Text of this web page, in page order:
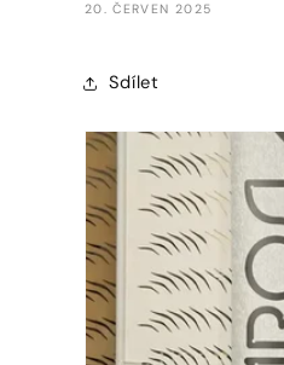
20. ČERVEN 2025
Sdílet